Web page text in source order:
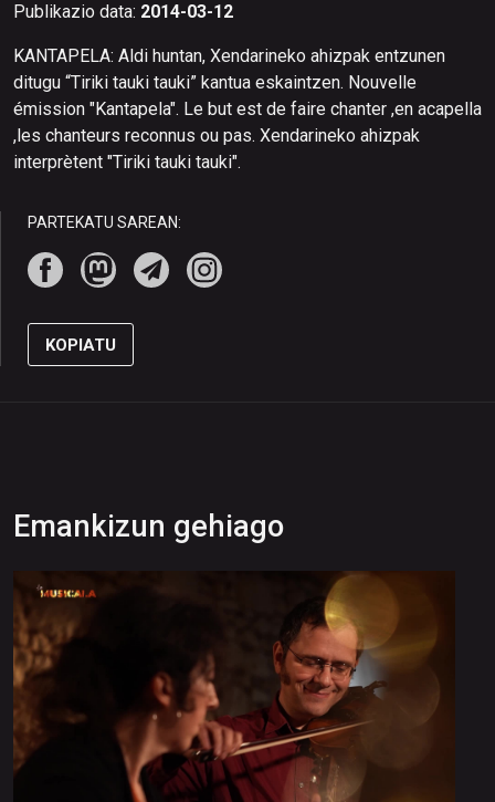
Publikazio data: 2014-03-12
KANTAPELA: Aldi huntan, Xendarineko ahizpak entzunen
ditugu “Tiriki tauki tauki” kantua eskaintzen. Nouvelle
émission "Kantapela". Le but est de faire chanter ,en acapella
,les chanteurs reconnus ou pas. Xendarineko ahizpak
interprètent "Tiriki tauki tauki".
PARTEKATU SAREAN:
KOPIATU
Emankizun gehiago